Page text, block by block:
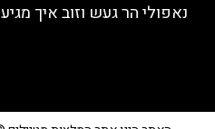
נאפולי הר געש וזוב איך